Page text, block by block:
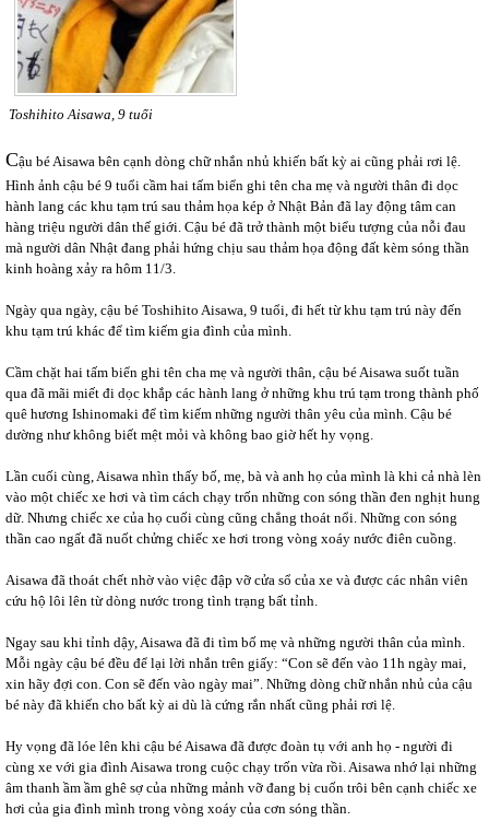
Toshihito Aisawa, 9 tuổi
Cậu bé Aisawa bên cạnh dòng chữ nhắn nhủ khiến bất kỳ ai cũng phải rơi lệ.
Hình ảnh cậu bé 9 tuổi cầm hai tấm biển ghi tên cha mẹ và người thân đi dọc
hành lang các khu tạm trú sau thảm họa kép ở Nhật Bản đã lay động tâm can
hàng triệu người dân thế giới. Cậu bé đã trở thành một biểu tượng của nỗi đau
mà người dân Nhật đang phải hứng chịu sau thảm họa động đất kèm sóng thần
kinh hoàng xảy ra hôm 11/3.
Ngày qua ngày, cậu bé Toshihito Aisawa, 9 tuổi, đi hết từ khu tạm trú này đến
khu tạm trú khác để tìm kiếm gia đình của mình.
Cầm chặt hai tấm biển ghi tên cha mẹ và người thân, cậu bé Aisawa suốt tuần
qua đã mãi miết đi dọc khắp các hành lang ở những khu trú tạm trong thành phố
quê hương Ishinomaki để tìm kiếm những người thân yêu của mình. Cậu bé
dường như không biết mệt mỏi và không bao giờ hết hy vọng.
Lần cuối cùng, Aisawa nhìn thấy bố, mẹ, bà và anh họ của mình là khi cả nhà lèn
vào một chiếc xe hơi và tìm cách chạy trốn những con sóng thần đen nghịt hung
dữ. Nhưng chiếc xe của họ cuối cùng cũng chẳng thoát nổi. Những con sóng
thần cao ngất đã nuốt chửng chiếc xe hơi trong vòng xoáy nước điên cuồng.
Aisawa đã thoát chết nhờ vào việc đập vỡ cửa sổ của xe và được các nhân viên
cứu hộ lôi lên từ dòng nước trong tình trạng bất tỉnh.
Ngay sau khi tỉnh dậy, Aisawa đã đi tìm bố mẹ và những người thân của mình.
Mỗi ngày cậu bé đều để lại lời nhắn trên giấy: “Con sẽ đến vào 11h ngày mai,
xin hãy đợi con. Con sẽ đến vào ngày mai”. Những dòng chữ nhắn nhủ của cậu
bé này đã khiến cho bất kỳ ai dù là cứng rắn nhất cũng phải rơi lệ.
Hy vọng đã lóe lên khi cậu bé Aisawa đã được đoàn tụ với anh họ - người đi
cùng xe với gia đình Aisawa trong cuộc chạy trốn vừa rồi. Aisawa nhớ lại những
âm thanh ầm ầm ghê sợ của những mảnh vỡ đang bị cuốn trôi bên cạnh chiếc xe
hơi của gia đình mình trong vòng xoáy của cơn sóng thần.